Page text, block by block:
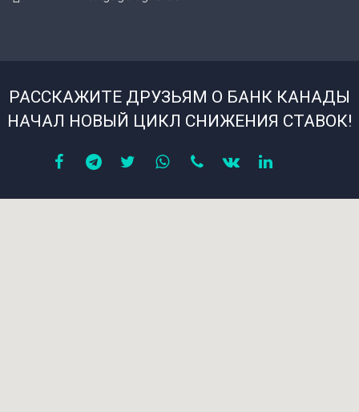
РАССКАЖИТЕ ДРУЗЬЯМ О БАНК КАНАДЫ
НАЧАЛ НОВЫЙ ЦИКЛ СНИЖЕНИЯ СТАВОК!